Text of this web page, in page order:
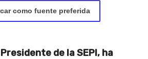
como fuente preferida
de la SEPI, ha